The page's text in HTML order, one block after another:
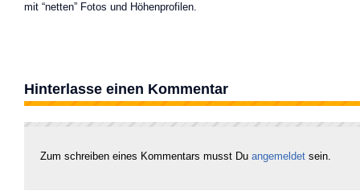
mit “netten” Fotos und Höhenprofilen.
Hinterlasse einen Kommentar
Zum schreiben eines Kommentars musst Du angemeldet sein.